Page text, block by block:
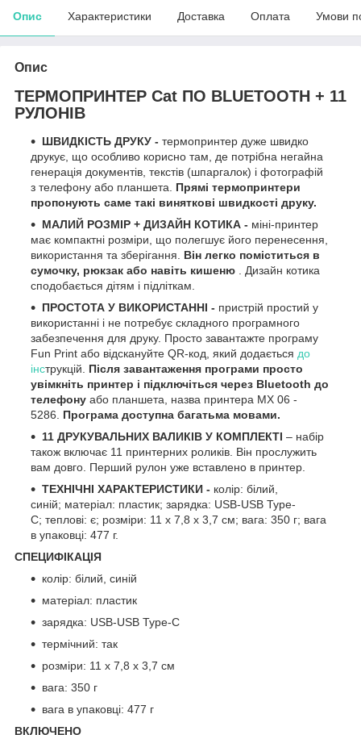
Опис Характеристики Доставка Оплата Умови
Опис
ТЕРМОПРИНТЕР Cat ПО BLUETOOTH + 11
РУЛОНІВ
ШВИДКІСТЬ ДРУКУ - термопринтер дуже швидко
друкує, що особливо корисно там, де потрібна негайна
генерація документів, текстів (шпаргалок) і фотографій
з телефону або планшета. Прямі термопринтери
пропонують саме такі виняткові швидкості друку.
МАЛИЙ РОЗМІР + ДИЗАЙН КОТИКА - міні-принтер
має компактні розміри, що полегшує його перенесення,
використання та зберігання. Він легко поміститься в
сумочку, рюкзак або навіть кишеню . Дизайн котика
сподобається дітям і підліткам.
ПРОСТОТА У ВИКОРИСТАННІ - пристрій простий у
використанні і не потребує складного програмного
забезпечення для друку. Просто завантажте програму
Fun Print або відскануйте QR-код, який додається до
інструкцій. Після завантаження програми просто
увімкніть принтер і підключіться через Bluetooth до
телефону або планшета, назва принтера MX 06 -
5286. Програма доступна багатьма мовами.
11 ДРУКУВАЛЬНИХ ВАЛИКІВ У КОМПЛЕКТІ – набір
також включає 11 принтерних роликів. Він прослужить
вам довго. Перший рулон уже вставлено в принтер.
ТЕХНІЧНІ ХАРАКТЕРИСТИКИ - колір: білий,
синій; матеріал: пластик; зарядка: USB-USB Type-
C; теплові: є; розміри: 11 х 7,8 х 3,7 см; вага: 350 г; вага
в упаковці: 477 г.
СПЕЦИФІКАЦІЯ
колір: білий, синій
матеріал: пластик
зарядка: USB-USB Type-C
термічний: так
розміри: 11 х 7,8 х 3,7 см
вага: 350 г
вага в упаковці: 477 г
ВКЛЮЧЕНО